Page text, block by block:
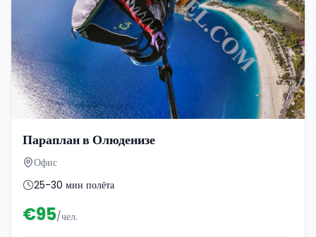
Параплан в Олюденизе
Офис
25-30 мин полёта
€95/чел.